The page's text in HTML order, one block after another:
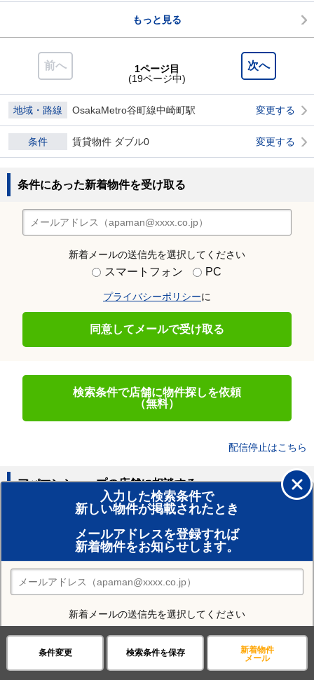
もっと見る
条件変更 検索条件を保存
新着物件
メール
前へ 次へ
1ページ目
(19ページ中)
地域・路線 OsakaMetro谷町線中崎町駅 変更する
条件 賃貸物件 ダブル0 変更する
条件にあった新着物件を受け取る
新着メールの送信先を選択してください
スマートフォン PC
プライバシーポリシーに
同意してメールで受け取る
検索条件で店舗に物件探しを依頼
（無料）
配信停止はこちら
入力した検索条件で
新しい物件が掲載されたとき
メールアドレスを登録すれば
新着物件をお知らせします。
新着メールの送信先を選択してください
プライバシーポリシー
アパマンショップの店舗に相談する
賃貸のプロがお部屋探し！
おまかせ物件リクエスト
住みたい街の店舗を探す
店舗検索
天神橋筋六丁目駅 大阪梅田駅 梅田駅